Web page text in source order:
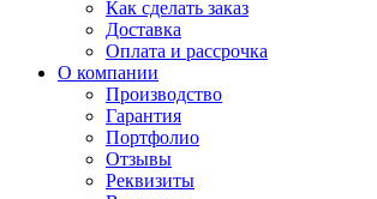
Как сделать заказ
Доставка
Оплата и рассрочка
О компании
Производство
Гарантия
Портфолио
Отзывы
Реквизиты